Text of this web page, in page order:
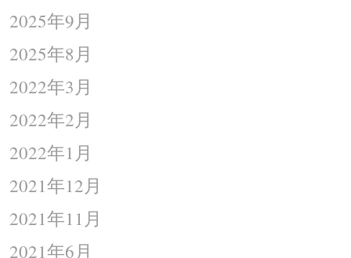
2025年9月
2025年8月
2022年3月
2022年2月
2022年1月
2021年12月
2021年11月
2021年6月